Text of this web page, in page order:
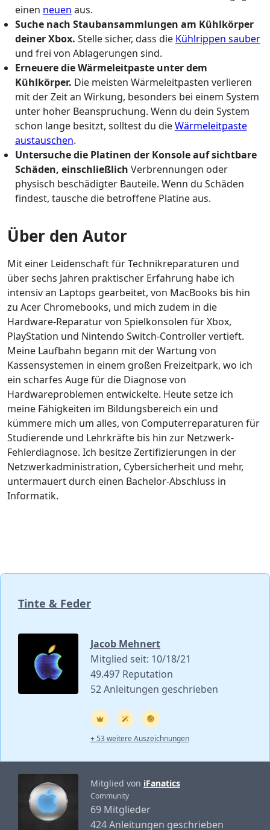
einen neuen aus.
Suche nach Staubansammlungen am Kühlkörper
deiner Xbox. Stelle sicher, dass die Kühlrippen sauber
und frei von Ablagerungen sind.
Erneuere die Wärmeleitpaste unter dem
Kühlkörper. Die meisten Wärmeleitpasten verlieren
mit der Zeit an Wirkung, besonders bei einem System
unter hoher Beanspruchung. Wenn du dein System
schon lange besitzt, solltest du dieWärmeleitpaste
austauschen.
Untersuche die Platinen der Konsole auf sichtbare
Schäden, einschließlich Verbrennungen oder
physisch beschädigter Bauteile. Wenn du Schäden
findest, tausche die betroffene Platine aus.
Über den Autor
Mit einer Leidenschaft für Technikreparaturen und
über sechs Jahren praktischer Erfahrung habe ich
intensiv an Laptops gearbeitet, von MacBooks bis hin
zu Acer Chromebooks, und mich zudem in die
Hardware-Reparatur von Spielkonsolen für Xbox,
PlayStation und Nintendo Switch-Controller vertieft.
Meine Laufbahn begann mit der Wartung von
Kassensystemen in einem großen Freizeitpark, wo ich
ein scharfes Auge für die Diagnose von
Hardwareproblemen entwickelte. Heute setze ich
meine Fähigkeiten im Bildungsbereich ein und
kümmere mich um alles, von Computerreparaturen für
Studierende und Lehrkräfte bis hin zur Netzwerk-
Fehlerdiagnose. Ich besitze Zertifizierungen in der
Netzwerkadministration, Cybersicherheit und mehr,
untermauert durch einen Bachelor-Abschluss in
Informatik.
Tinte & Feder
Jacob Mehnert
Mitglied seit: 10/18/21
49.497 Reputation
52 Anleitungen geschrieben
+ 53 weitere Auszeichnungen
Mitglied von iFanatics
Community
69 Mitglieder
424 Anleitungen geschrieben